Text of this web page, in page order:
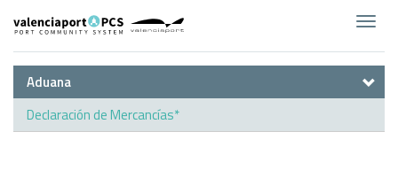
Aduana
Declaración de Mercancías*